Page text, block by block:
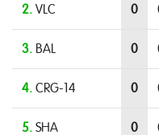
2. VLC 0
3. BAL 0
4. CRG-14 0
5. SHA 0